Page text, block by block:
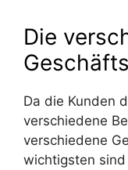
Die
Da die Kunden
verschiedene
verschiedene
wichtigsten sind